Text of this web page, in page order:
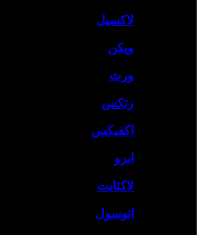
لاکسیل
ویکن
ورث
زتکس
اکفیکس
ابرو
لاکتایت
اتوسول